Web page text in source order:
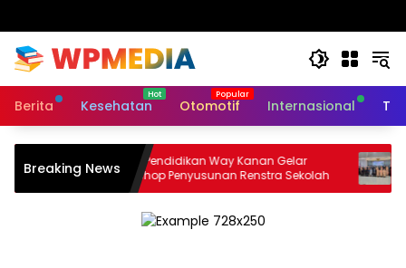
Berita Kesehatan Otomotif Internasional
Breaking NewsDinas Pendidikan Way Kanan Gelar
Workshop Penyusunan Renstra Sekolah
15